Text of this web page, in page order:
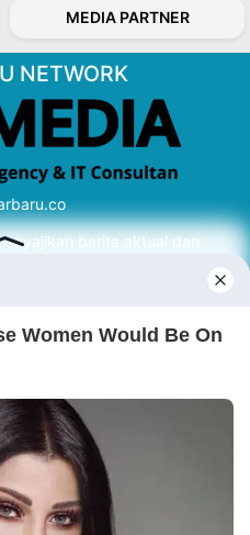
MEDIA PARTNER
NETWORK
berita aktual dan
dari sumber yang tepat.